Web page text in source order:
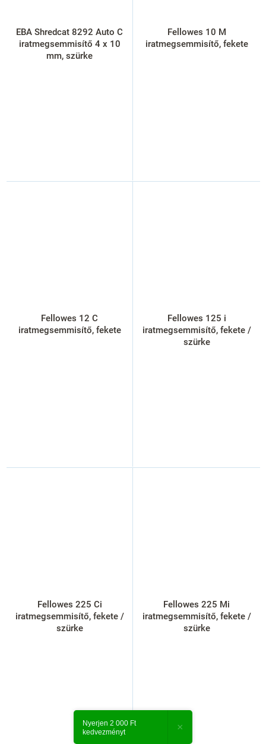
EBA Shredcat 8292 Auto C
iratmegsemmisítő 4 x 10
mm, szürke
Fellowes 10 M
iratmegsemmisítő, fekete
Fellowes 12 C
iratmegsemmisítő, fekete
Fellowes 125 i
iratmegsemmisítő, fekete /
szürke
Fellowes 225 Ci
iratmegsemmisítő, fekete /
szürke
Fellowes 225 Mi
iratmegsemmisítő, fekete /
szürke
Nyerjen 2 000 Ft
kedvezményt
×